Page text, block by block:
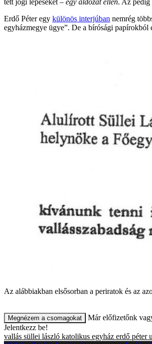
Erdő Péter egy különös interjúban nemrég
egyházmegye ügye”. De a bírósági papírokból
Az alábbiakban elsősorban a periratok és az
Megnézem a csomagokat
Már előfizetőnk
Jelentkezz be!
vallás süllei lászló katolikus egyház erdő péter